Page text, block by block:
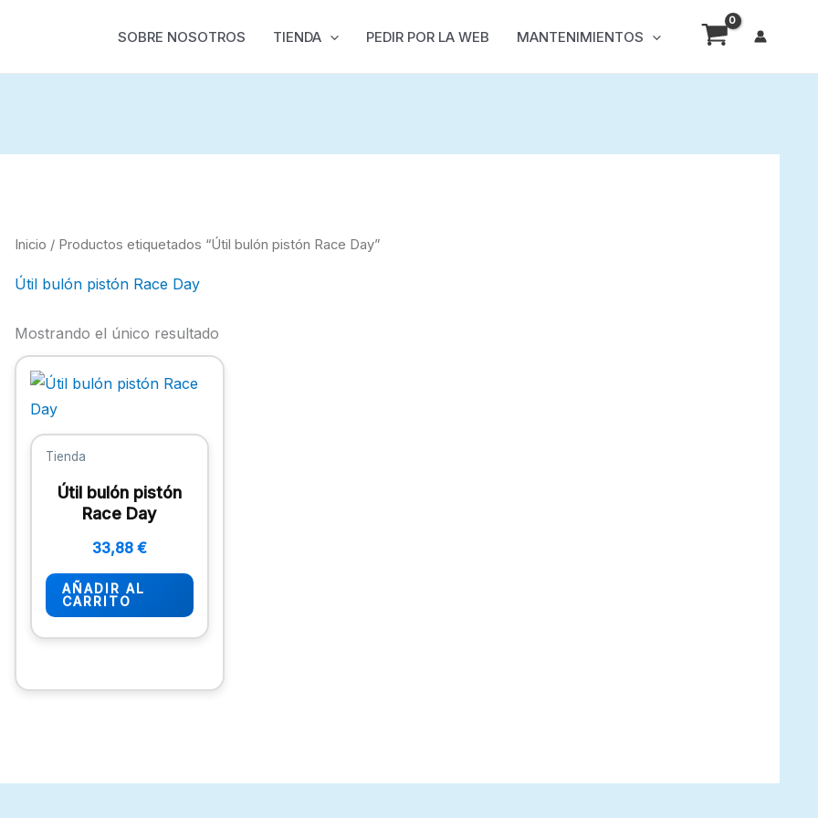
SOBRE NOSOTROS TIENDA PEDIR POR LA WEB MANTENIMIENTOS
Inicio / Productos etiquetados “Útil bulón pistón Race Day”
Útil bulón pistón Race Day
Mostrando el único resultado
Tienda
Útil bulón pistón
Race Day
33,88 €
AÑADIR AL
CARRITO